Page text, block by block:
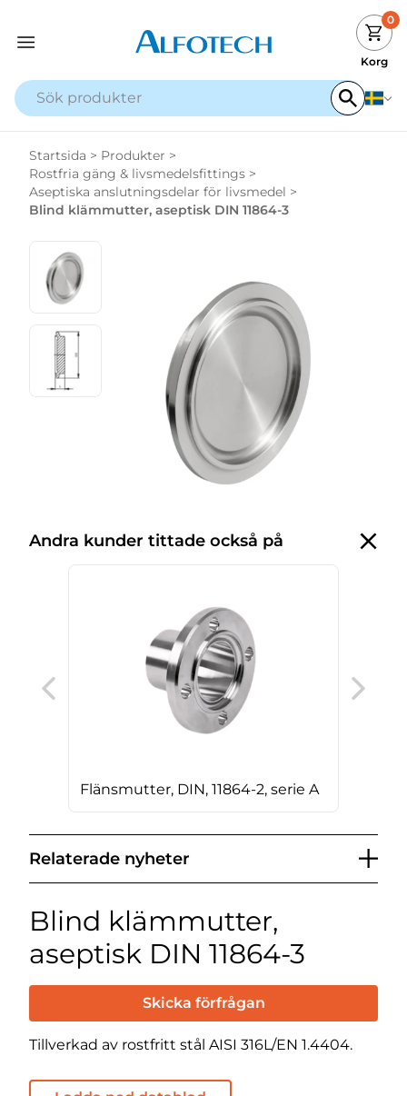
0
Korg
Startsida > Produkter >
Rostfria gäng & livsmedelsfittings >
Aseptiska anslutningsdelar för livsmedel >
Blind klämmutter, aseptisk DIN 11864-3
Andra kunder tittade också på
Flänsmutter, DIN, 11864-2, serie A
Relaterade nyheter
Blind klämmutter,
aseptisk DIN 11864-3
Skicka förfrågan
Tillverkad av rostfritt stål AISI 316L/EN 1.4404.